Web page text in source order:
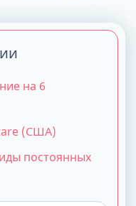
на 6
(США)
постоянных